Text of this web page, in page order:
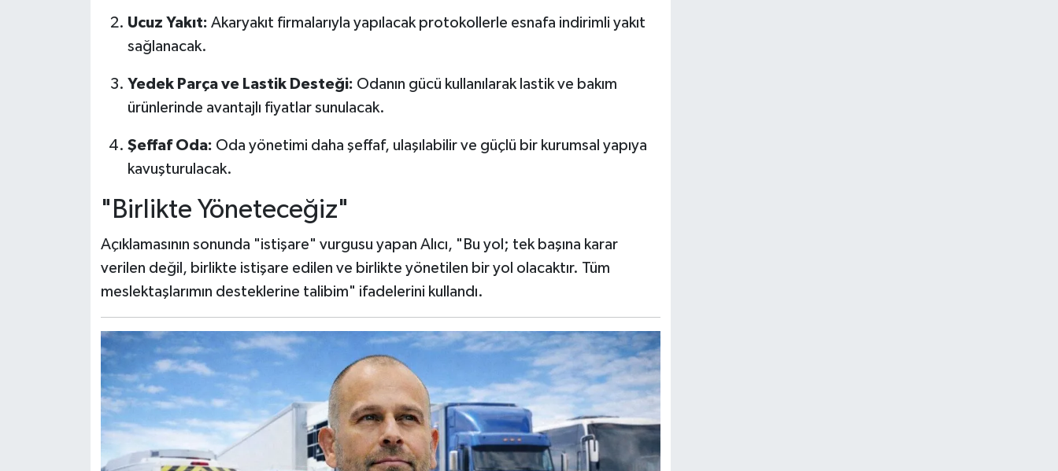
Ucuz Yakıt: Akaryakıt firmalarıyla yapılacak protokollerle esnafa indirimli yakıt
sağlanacak.
Yedek Parça ve Lastik Desteği: Odanın gücü kullanılarak lastik ve bakım
ürünlerinde avantajlı fiyatlar sunulacak.
Şeffaf Oda: Oda yönetimi daha şeffaf, ulaşılabilir ve güçlü bir kurumsal yapıya
kavuşturulacak.
"Birlikte Yöneteceğiz"
Açıklamasının sonunda "istişare" vurgusu yapan Alıcı, "Bu yol; tek başına karar
verilen değil, birlikte istişare edilen ve birlikte yönetilen bir yol olacaktır. Tüm
meslektaşlarımın desteklerine talibim" ifadelerini kullandı.